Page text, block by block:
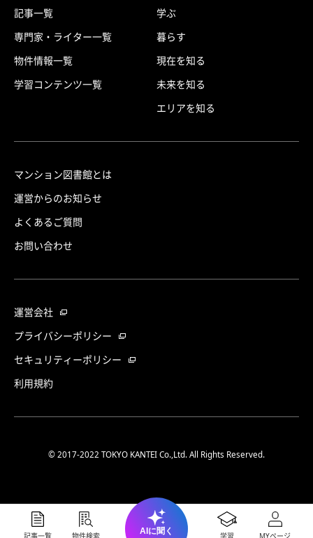
記事一覧 物件検索 MYページ
学習
AIに聞く
記事一覧
専門家・ライター一覧
物件情報一覧
学習コンテンツ一覧
学ぶ
暮らす
現在を知る
未来を知る
エリアを知る
マンション図書館とは
運営からのお知らせ
よくあるご質問
お問い合わせ
運営会社
プライバシーポリシー
セキュリティーポリシー
利用規約
© 2017-2022 TOKYO KANTEI Co.,Ltd. All Rights Reserved.